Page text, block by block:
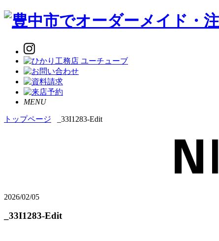
MENU
トップページ _33I1283-Edit
2026/02/05
_33I1283-Edit